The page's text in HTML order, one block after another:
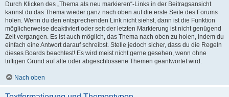
Durch Klicken des „Thema als neu markieren“-Links in der Beitragsansicht
kannst du das Thema wieder ganz nach oben auf die erste Seite des Forums
holen. Wenn du den entsprechenden Link nicht siehst, dann ist die Funktion
möglicherweise deaktiviert oder seit der letzten Markierung ist nicht genügend
Zeit vergangen. Es ist auch möglich, das Thema nach oben zu holen, indem du
einfach eine Antwort darauf schreibst. Stelle jedoch sicher, dass du die Regeln
dieses Boards beachtest! Es wird meist nicht gerne gesehen, wenn ohne
triftigen Grund auf alte oder abgeschlossene Themen geantwortet wird.
Nach oben